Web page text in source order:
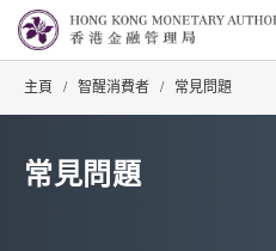
主頁 / 智醒消費者 / 常見問題
常見問題